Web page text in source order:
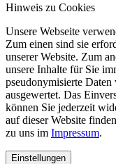
Hinweis zu Cookies
Unsere Webseite
Zum einen sind sie
unserer Website. Zum
unsere Inhalte für Sie
pseudonymisierte Daten
ausgewertet. Das
können Sie jederzeit
auf dieser Website
zu uns im Impressum.
Einstellungen